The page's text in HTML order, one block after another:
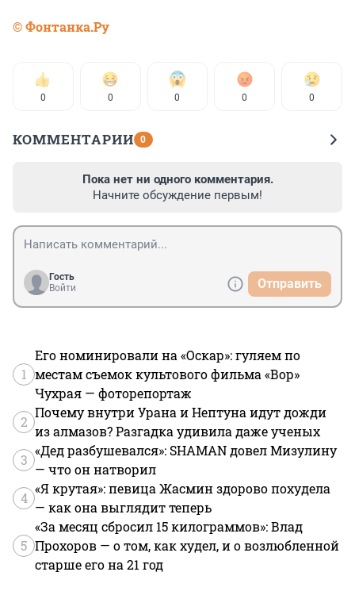
© Фонтанка.Ру
0 0 0 0 0
КОММЕНТАРИИ 0
Пока нет ни одного комментария.
Начните обсуждение первым!
Гость
Войти
Отправить
1
Его номинировали на «Оскар»: гуляем по
местам съемок культового фильма «Вор»
Чухрая — фоторепортаж
2
Почему внутри Урана и Нептуна идут дожди
из алмазов? Разгадка удивила даже ученых
3
«Дед разбушевался»: SHAMAN довел Мизулину
— что он натворил
4
«Я крутая»: певица Жасмин здорово похудела
— как она выглядит теперь
5
«За месяц сбросил 15 килограммов»: Влад
Прохоров — о том, как худел, и о возлюбленной
старше его на 21 год